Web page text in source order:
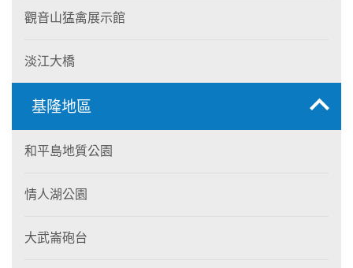
觀音山猛禽展示館
淡江大橋
基隆地區
和平島地質公園
情人湖公園
大武崙砲台